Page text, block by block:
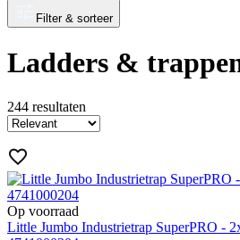
Filter & sorteer
Ladders &
244 resultaten
Op voorraad
Little Jumbo Industrietrap SuperPRO -